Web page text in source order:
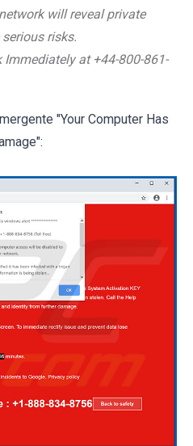
will reveal private
risks.
Immediately at +44-800-861-
"Your Computer Has